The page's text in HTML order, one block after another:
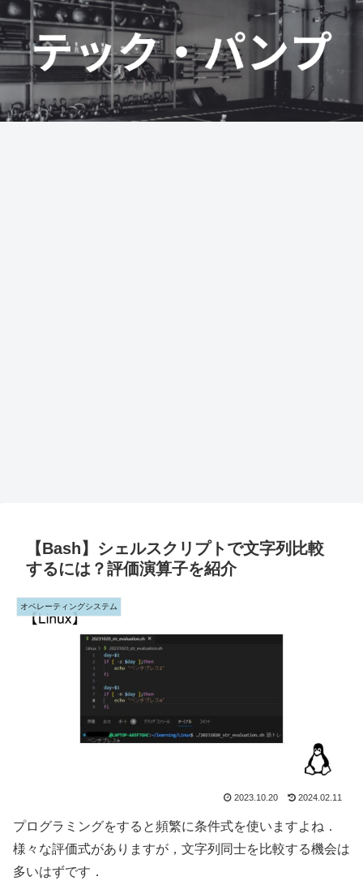
【Bash】シェルスクリプトで文字列比較
するには？評価演算子を紹介
オペレーティングシステム
2023.10.20 2024.02.11
プログラミングをすると頻繁に条件式を使いますよね．
様々な評価式がありますが，文字列同士を比較する機会は
多いはずです．